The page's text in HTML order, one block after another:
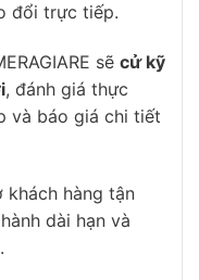
đổi trực tiếp.
sẽ cử kỹ
, đánh giá thực
và báo giá chi tiết
khách hàng tận
dài hạn và